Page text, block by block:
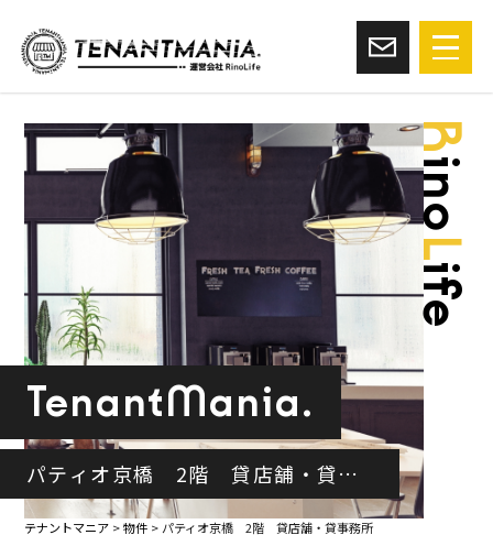
TenantMania.
パティオ京橋 2階 貸店舗・貸事
務所
R
ino
L
ife
テナントマニア >物件 > パティオ京橋 2階 貸店舗・貸事務所